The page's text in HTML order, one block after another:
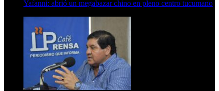
Yafanni: abrió un megabazar chino en pleno centro tucumano